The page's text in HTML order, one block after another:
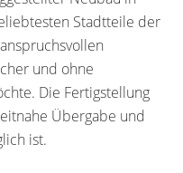
Stadtteile der
und ohne
Die Fertigstellung
Übergabe und
ist.